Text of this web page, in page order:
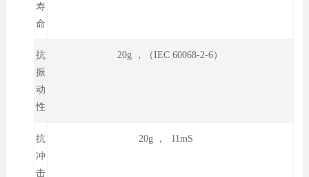
寿
命
抗
振
动
性
20g ，（IEC 60068-2-6）
抗
冲
击
20g ， 11mS